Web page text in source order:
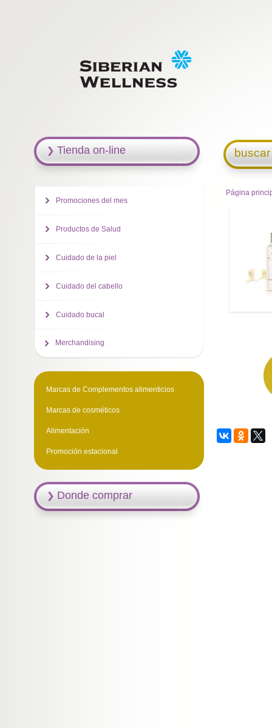
Página
Tienda on-line
Promociones del mes
Productos de Salud
Cuidado de la piel
Cuidado del cabello
Cuidado bucal
Merchandising
Marcas de Complementos alimenticios
Marcas de cosméticos
Alimentación
Promoción estacional
Donde comprar